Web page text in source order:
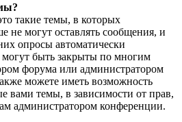
такие темы, в которых
не могут оставлять сообщения, и
опросы автоматически
быть закрыты по многим
форума или администратором
можете иметь возможность
вами темы, в зависимости от прав,
администратором конференции.